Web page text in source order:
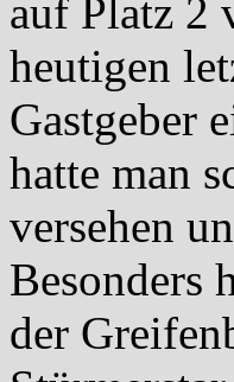
auf Platz 2
heutigen
Gastgeber
hatte man
versehen
Besonders
der